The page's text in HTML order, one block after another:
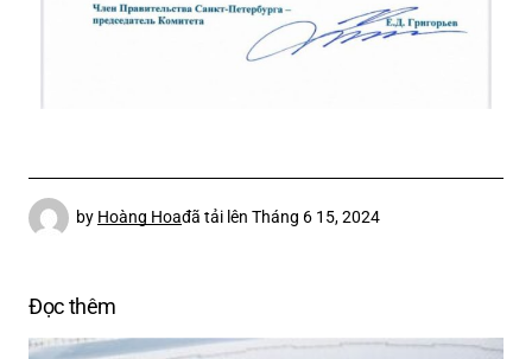
by Hoàng Hoađã tải lên Tháng 6 15, 2024
Đọc thêm